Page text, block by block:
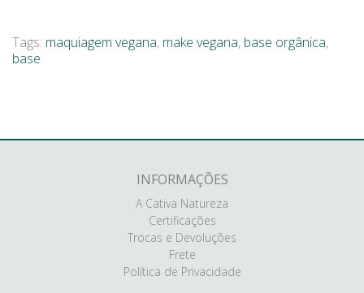
Tags: maquiagem vegana, make vegana, base orgânica,
base
INFORMAÇÕES
A Cativa Natureza
Certificações
Trocas e Devoluções
Frete
Política de Privacidade